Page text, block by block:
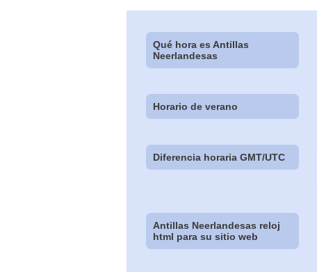
Qué hora es Antillas
Neerlandesas
Horario de verano
Diferencia horaria GMT/UTC
Antillas Neerlandesas reloj
html para su sitio web